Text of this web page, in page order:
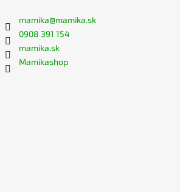
mamika@mamika.sk
0908 391 154
mamika.sk
Mamikashop